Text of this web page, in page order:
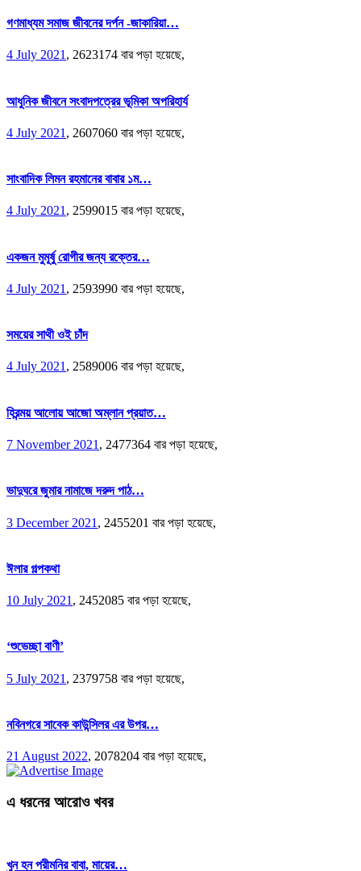
গণমাধ্যম সমাজ জীবনের দর্পন -জাকারিয়া…
4 July 2021 , 2623174 বার পড়া হয়েছে,
আধুনিক জীবনে সংবাদপত্রের ভূমিকা অপরিহার্য
4 July 2021 , 2607060 বার পড়া হয়েছে,
সাংবাদিক লিমন রহমানের বাবার ১ম…
4 July 2021, 2599015 বার পড়া হয়েছে,
একজন মুমূর্ষু রোগীর জন্য রক্তের…
4 July 2021 , 2593990 বার পড়া হয়েছে,
সময়ের সাথী ওই চাঁদ
4 July 2021, 2589006 বার পড়া হয়েছে,
হিরন্ময় আলোয় আজো অম্লান প্রয়াত…
7 November 2021 , 2477364 বার পড়া হয়েছে,
ভাদুঘরে জুমার নামাজে দরুদ পাঠ…
3 December 2021 , 2455201 বার পড়া হয়েছে,
ঈলার গল্পকথা
10 July 2021 , 2452085 বার পড়া হয়েছে,
‘শুভেচ্ছা বাণী’
5 July 2021 , 2379758 বার পড়া হয়েছে,
নবিনগরে সাবেক কাউন্সিলর এর উপর…
21 August 2022, 2078204 বার পড়া হয়েছে,
এ ধরনের আরোও খবর
খুন হন পরীমনির বাবা, মায়ের…